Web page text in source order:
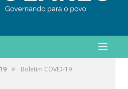
»
Boletim COVID-19